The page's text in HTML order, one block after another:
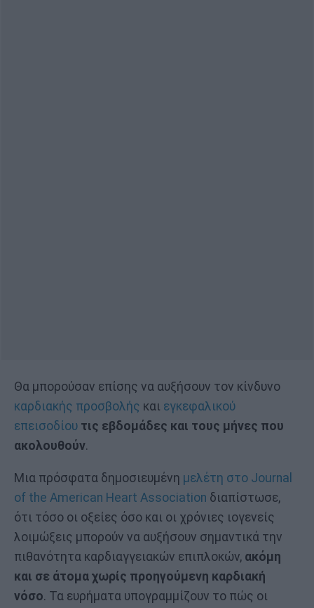
Θα μπορούσαν επίσης να αυξήσουν τον κίνδυνο
καρδιακής προσβολής και εγκεφαλικού
επεισοδίου τις εβδομάδες και τους μήνες που
ακολουθούν.
Μια πρόσφατα δημοσιευμένη μελέτη στο Journal
of the American Heart Association διαπίστωσε,
ότι τόσο οι οξείες όσο και οι χρόνιες ιογενείς
λοιμώξεις μπορούν να αυξήσουν σημαντικά την
πιθανότητα καρδιαγγειακών επιπλοκών, ακόμη
και σε άτομα χωρίς προηγούμενη καρδιακή
νόσο. Τα ευρήματα υπογραμμίζουν το πώς οι